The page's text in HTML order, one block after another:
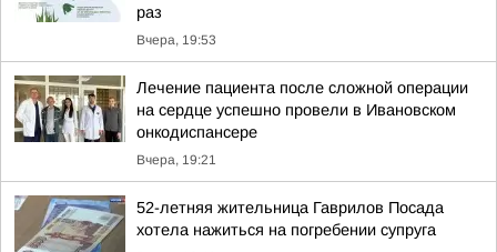
раз
Вчера, 19:53
Лечение пациента после сложной операции
на сердце успешно провели в Ивановском
онкодиспансере
Вчера, 19:21
52-летняя жительница Гаврилов Посада
хотела нажиться на погребении супруга